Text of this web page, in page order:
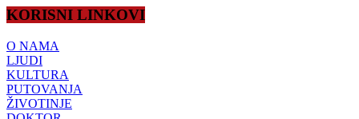
KORISNI LINKOVI
O NAMA
LJUDI
KULTURA
PUTOVANJA
ŽIVOTINJE